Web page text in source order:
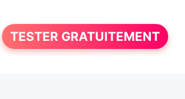
TESTER GRATUITEMENT